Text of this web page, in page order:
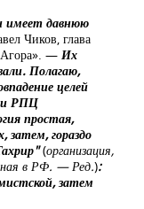
имеет давнюю
Чиков, глава
— Их
Полагаю,
целей
и РПЦ
простая,
затем, гораздо
(организация,
в РФ. — Ред.):
затем